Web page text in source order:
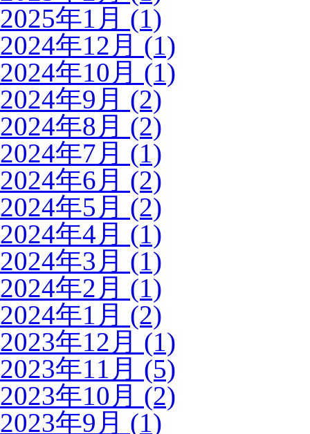
2025年1月 (1)
2024年12月 (1)
2024年10月 (1)
2024年9月 (2)
2024年8月 (2)
2024年7月 (1)
2024年6月 (2)
2024年5月 (2)
2024年4月 (1)
2024年3月 (1)
2024年2月 (1)
2024年1月 (2)
2023年12月 (1)
2023年11月 (5)
2023年10月 (2)
2023年9月 (1)